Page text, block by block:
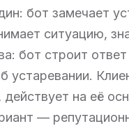
бот замечает
ситуацию,
бот строит
устаревании.
на её
—